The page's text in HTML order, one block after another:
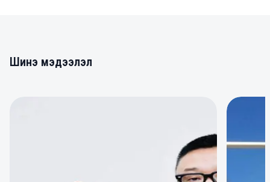
Шинэ мэдээлэл